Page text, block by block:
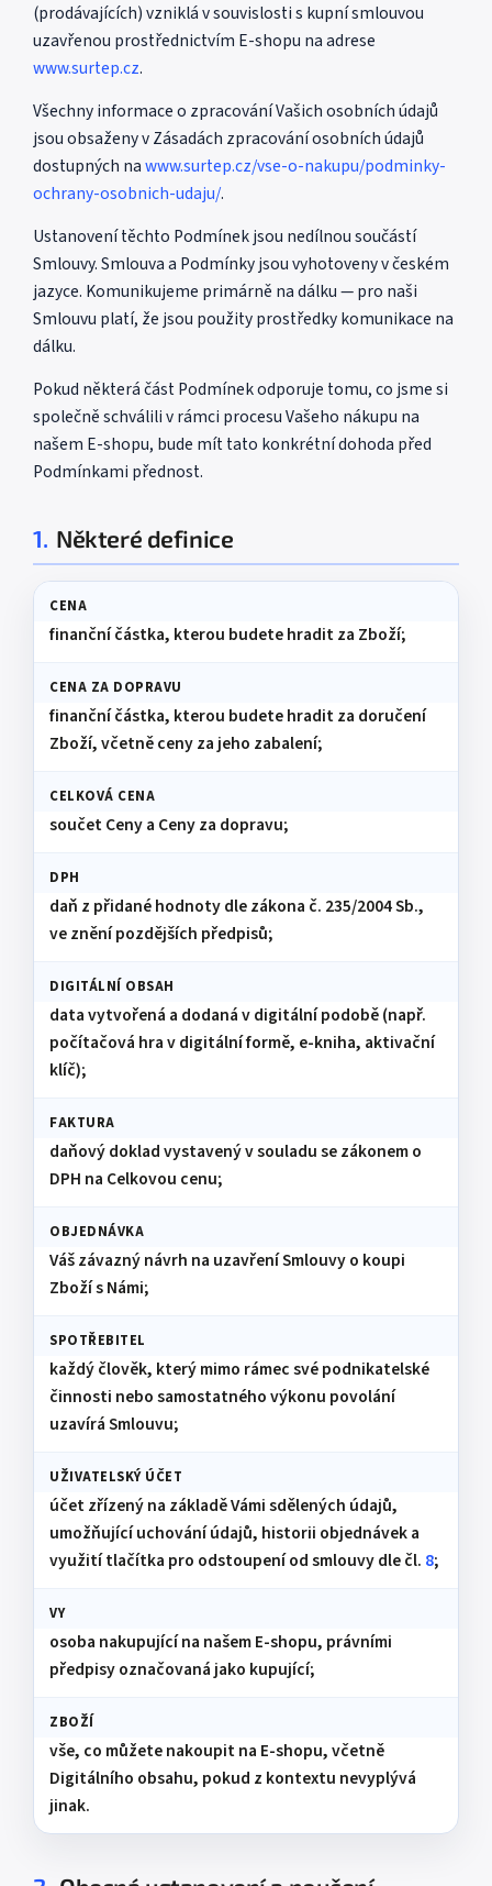
(prodávajících) vzniklá v souvislosti s kupní smlouvou
uzavřenou prostřednictvím E-shopu na adrese
www.surtep.cz.
Všechny informace o zpracování Vašich osobních údajů
jsou obsaženy v Zásadách zpracování osobních údajů
dostupných nawww.surtep.cz/vse-o-nakupu/podminky-
ochrany-osobnich-udaju/.
Ustanovení těchto Podmínek jsou nedílnou součástí
Smlouvy. Smlouva a Podmínky jsou vyhotoveny v českém
jazyce. Komunikujeme primárně na dálku — pro naši
Smlouvu platí, že jsou použity prostředky komunikace na
dálku.
Pokud některá část Podmínek odporuje tomu, co jsme si
společně schválili v rámci procesu Vašeho nákupu na
našem E-shopu, bude mít tato konkrétní dohoda před
Podmínkami přednost.
1. Některé definice
CENA
finanční částka, kterou budete hradit za Zboží;
CENA ZA DOPRAVU
finanční částka, kterou budete hradit za doručení
Zboží, včetně ceny za jeho zabalení;
CELKOVÁ CENA
součet Ceny a Ceny za dopravu;
DPH
daň z přidané hodnoty dle zákona č. 235/2004 Sb.,
ve znění pozdějších předpisů;
DIGITÁLNÍ OBSAH
data vytvořená a dodaná v digitální podobě (např.
počítačová hra v digitální formě, e-kniha, aktivační
klíč);
FAKTURA
daňový doklad vystavený v souladu se zákonem o
DPH na Celkovou cenu;
OBJEDNÁVKA
Váš závazný návrh na uzavření Smlouvy o koupi
Zboží s Námi;
SPOTŘEBITEL
každý člověk, který mimo rámec své podnikatelské
činnosti nebo samostatného výkonu povolání
uzavírá Smlouvu;
UŽIVATELSKÝ ÚČET
účet zřízený na základě Vámi sdělených údajů,
umožňující uchování údajů, historii objednávek a
využití tlačítka pro odstoupení od smlouvy dle čl. 8;
VY
osoba nakupující na našem E-shopu, právními
předpisy označovaná jako kupující;
ZBOŽÍ
vše, co můžete nakoupit na E-shopu, včetně
Digitálního obsahu, pokud z kontextu nevyplývá
jinak.